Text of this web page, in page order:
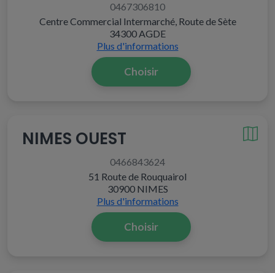
0467306810
Centre Commercial Intermarché, Route de Sète
34300 AGDE
Plus d'informations
Choisir
NIMES OUEST
0466843624
51 Route de Rouquairol
30900 NIMES
Plus d'informations
Choisir